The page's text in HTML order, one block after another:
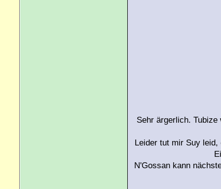
Sehr ärgerlich.
Leider tut mir Suy
N'Gossan kann